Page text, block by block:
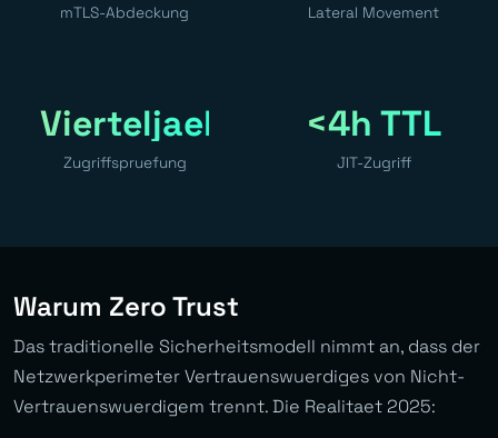
mTLS-Abdeckung Lateral Movement
Vierteljaehrlich
Zugriffspruefung
<4h TTL
JIT-Zugriff
Warum Zero Trust
Das traditionelle Sicherheitsmodell nimmt an, dass der
Netzwerkperimeter Vertrauenswuerdiges von Nicht-
Vertrauenswuerdigem trennt. Die Realitaet 2025: